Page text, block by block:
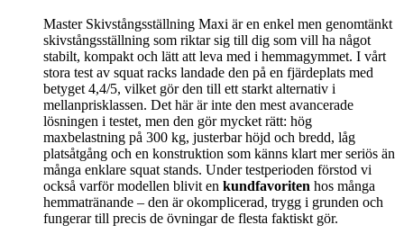
Master Skivstångsställning Maxi är en enkel men genomtänkt
skivstångsställning som riktar sig till dig som vill ha något
stabilt, kompakt och lätt att leva med i hemmagymmet. I vårt
stora test av squat racks landade den på en fjärdeplats med
betyget 4,4/5, vilket gör den till ett starkt alternativ i
mellanprisklassen. Det här är inte den mest avancerade
lösningen i testet, men den gör mycket rätt: hög
maxbelastning på 300 kg, justerbar höjd och bredd, låg
platsåtgång och en konstruktion som känns klart mer seriös än
många enklare squat stands. Under testperioden förstod vi
också varför modellen blivit en kundfavoriten hos många
hemmatränande – den är okomplicerad, trygg i grunden och
fungerar till precis de övningar de flesta faktiskt gör.